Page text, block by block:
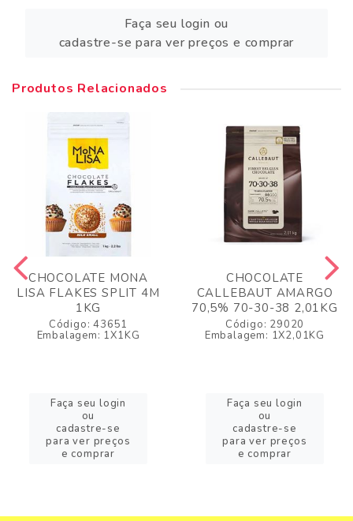
Faça seu login ou
cadastre-se para ver preços e comprar
Produtos Relacionados
CHOCOLATE MONA
LISA FLAKES SPLIT 4M
1KG
Código: 43651
Embalagem: 1X1KG
Faça seu login
ou
cadastre-se
para ver preços
e comprar
CHOCOLATE
CALLEBAUT AMARGO
70,5% 70-30-38 2,01KG
Código: 29020
Embalagem: 1X2,01KG
Faça seu login
ou
cadastre-se
para ver preços
e comprar